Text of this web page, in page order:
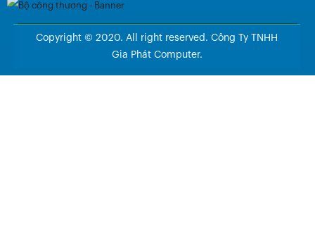
Copyright © 2020. All right reserved. Công Ty TNHH
Gia Phát Computer.